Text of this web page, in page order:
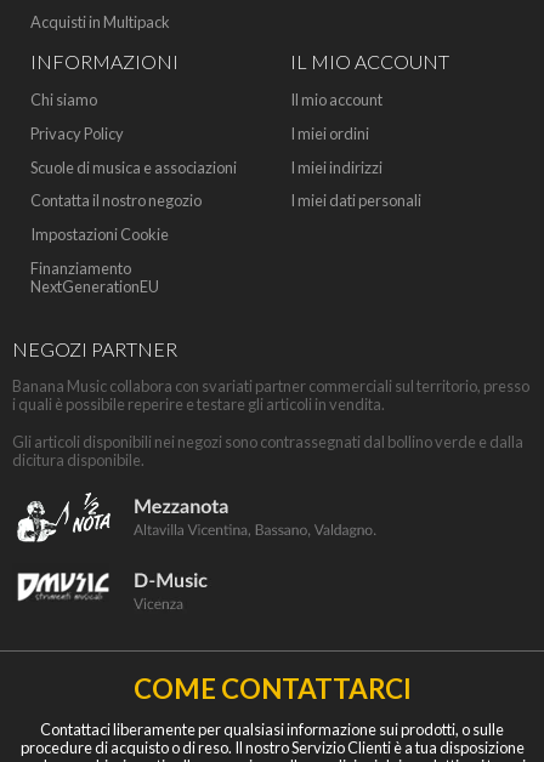
Acquisti in Multipack
INFORMAZIONI
Chi siamo
Privacy Policy
Scuole di musica e associazioni
Contatta il nostro negozio
Impostazioni Cookie
Finanziamento
NextGenerationEU
IL MIO ACCOUNT
Il mio account
I miei ordini
I miei indirizzi
I miei dati personali
NEGOZI PARTNER
Banana Music collabora con svariati partner commerciali sul territorio, presso
i quali è possibile reperire e testare gli articoli in vendita.
Gli articoli disponibili nei negozi sono contrassegnati dal bollino verde e dalla
dicitura disponibile.
COME CONTATTARCI
Contattaci liberamente per qualsiasi informazione sui prodotti, o sulle
procedure di acquisto o di reso. Il nostro Servizio Clienti è a tua disposizione